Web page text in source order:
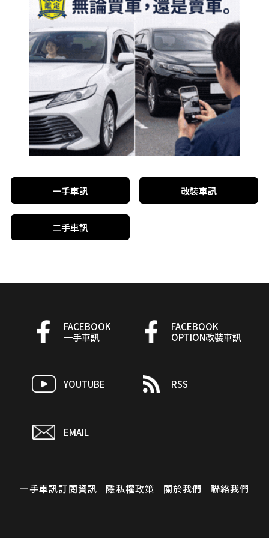
一手車訊 改裝車訊
二手車訊
FACEBOOK
一手車訊
FACEBOOK
OPTION改裝車訊
YOUTUBE RSS
EMAIL
一手車訊訂閱資訊 隱私權政策 關於我們 聯絡我們